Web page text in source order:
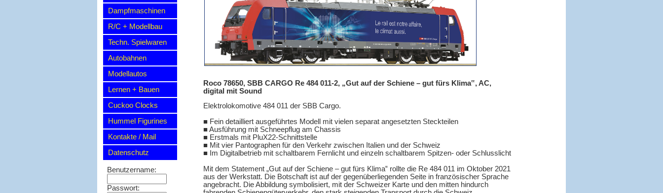
Dampfmaschinen
R/C + Modellbau
Techn. Spielwaren
Autobahnen
Modellautos
Lernen + Bauen
Cuckoo Clocks
Hummel Figurines
Kontakte / Mail
Datenschutz
Benutzername:
Passwort:
Roco 78650, SBB CARGO Re 484 011-2, „Gut auf der Schiene – gut fürs Klima‟, AC,
digital mit Sound
Elektrolokomotive 484 011 der SBB Cargo.
■ Fein detailliert ausgeführtes Modell mit vielen separat angesetzten Steckteilen
■ Ausführung mit Schneepflug am Chassis
■ Erstmals mit PluX22-Schnittstelle
■ Mit vier Pantographen für den Verkehr zwischen Italien und der Schweiz
■ Im Digitalbetrieb mit schaltbarem Fernlicht und einzeln schaltbarem Spitzen- oder Schlusslicht
Mit dem Statement „Gut auf der Schiene – gut fürs Klima‟ rollte die Re 484 011 im Oktober 2021
aus der Werkstatt. Die Botschaft ist auf der gegenüberliegenden Seite in französischer Sprache
angebracht. Die Abbildung symbolisiert, mit der Schweizer Karte und den mitten hindurch